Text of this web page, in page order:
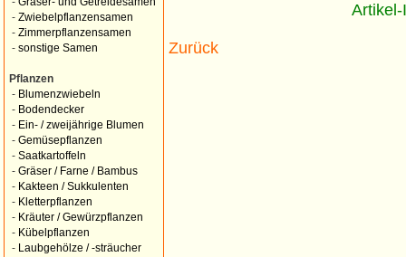
- Zwiebelpflanzensamen
- Zimmerpflanzensamen
- sonstige Samen
Pflanzen
- Blumenzwiebeln
- Bodendecker
- Ein- / zweijährige Blumen
- Gemüsepflanzen
- Saatkartoffeln
- Gräser / Farne / Bambus
- Kakteen / Sukkulenten
- Kletterpflanzen
- Kräuter / Gewürzpflanzen
- Kübelpflanzen
-
Laubgehölze / -sträucher
Zurück